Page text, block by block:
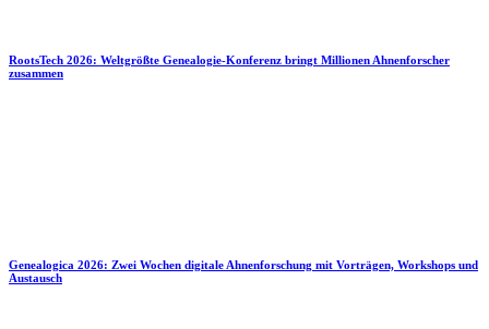
RootsTech 2026: Weltgrößte Genealogie-Konferenz bringt Millionen Ahnenforscher
zusammen
Genealogica 2026: Zwei Wochen digitale Ahnenforschung mit Vorträgen, Workshops und
Austausch